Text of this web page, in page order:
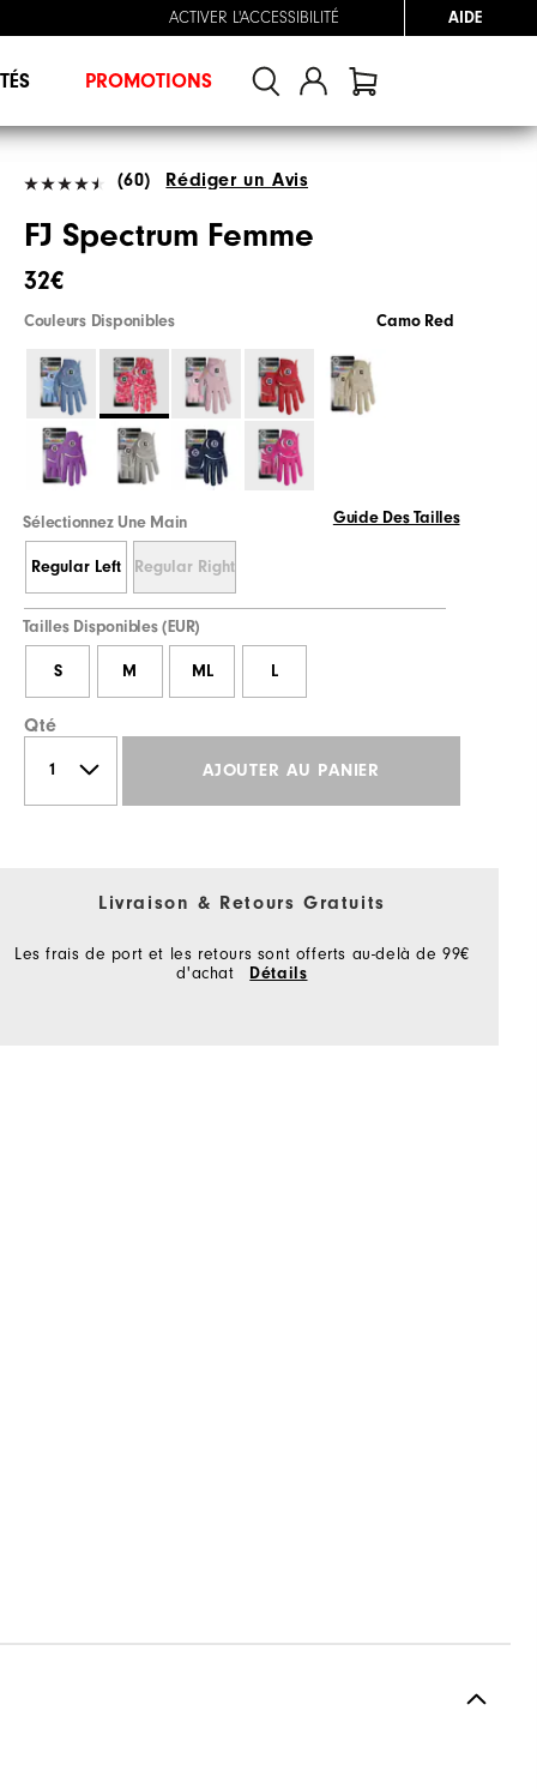
ACTIVER L'ACCESSIBILITÉ AIDE
PROMOTIONS
(60) Rédiger un Avis
FJ Spectrum Femme
32€
Couleurs Disponibles Camo Red
Sélectionnez Une Main Guide Des Tailles
Regular Left Regular Right
Tailles Disponibles (EUR)
S M ML L
Qté
AJOUTER AU PANIER
Livraison & Retours Gratuits
Les frais de port et les retours sont offerts au-delà de 99€
d'achat
Détails